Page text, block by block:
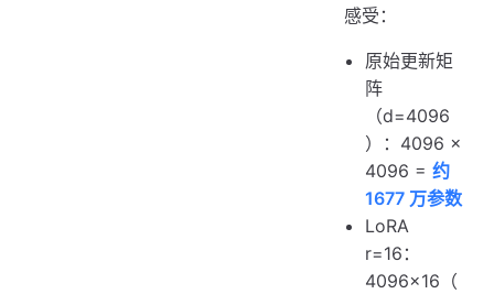
感受：
原始更新矩
阵
（d=4096
）：4096 ×
4096 =约
1677 万参数
LoRA
r=16：
4096×16（